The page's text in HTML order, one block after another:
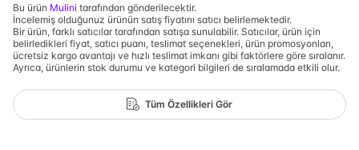
Bu ürün Mulini tarafından gönderilecektir.
İncelemiş olduğunuz ürünün satış fiyatını satıcı belirlemektedir.
Bir ürün, farklı satıcılar tarafından satışa sunulabilir. Satıcılar, ürün için
belirledikleri fiyat, satıcı puanı, teslimat seçenekleri, ürün promosyonları,
ücretsiz kargo avantajı ve hızlı teslimat imkanı gibi faktörlere göre sıralanır.
Ayrıca, ürünlerin stok durumu ve kategori bilgileri de sıralamada etkili olur.
Tüm Özellikleri Gör